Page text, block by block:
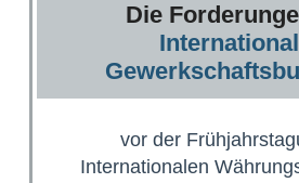
Die
vor der
Internationalen